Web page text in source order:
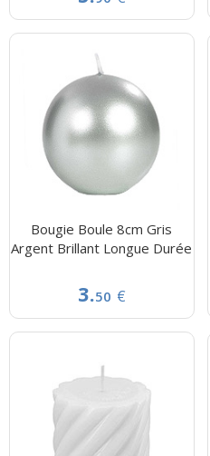
Bougie Boule 8cm Gris
Argent Brillant Longue Durée
3.50 €